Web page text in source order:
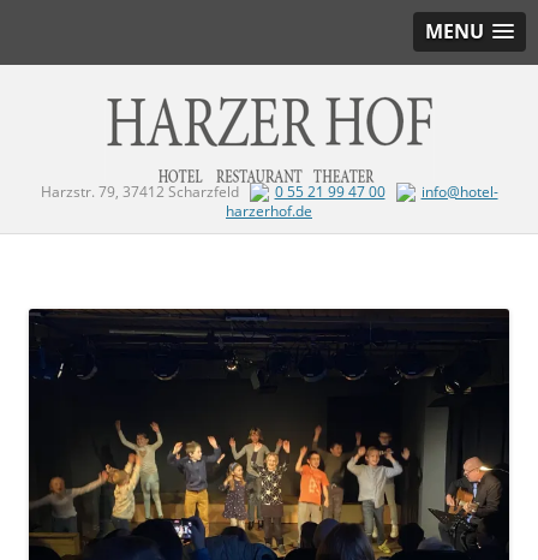
MENU
Harzstr. 79, 37412 Scharzfeld 0 55 21 99 47 00
info@hotel-
harzerhof.de